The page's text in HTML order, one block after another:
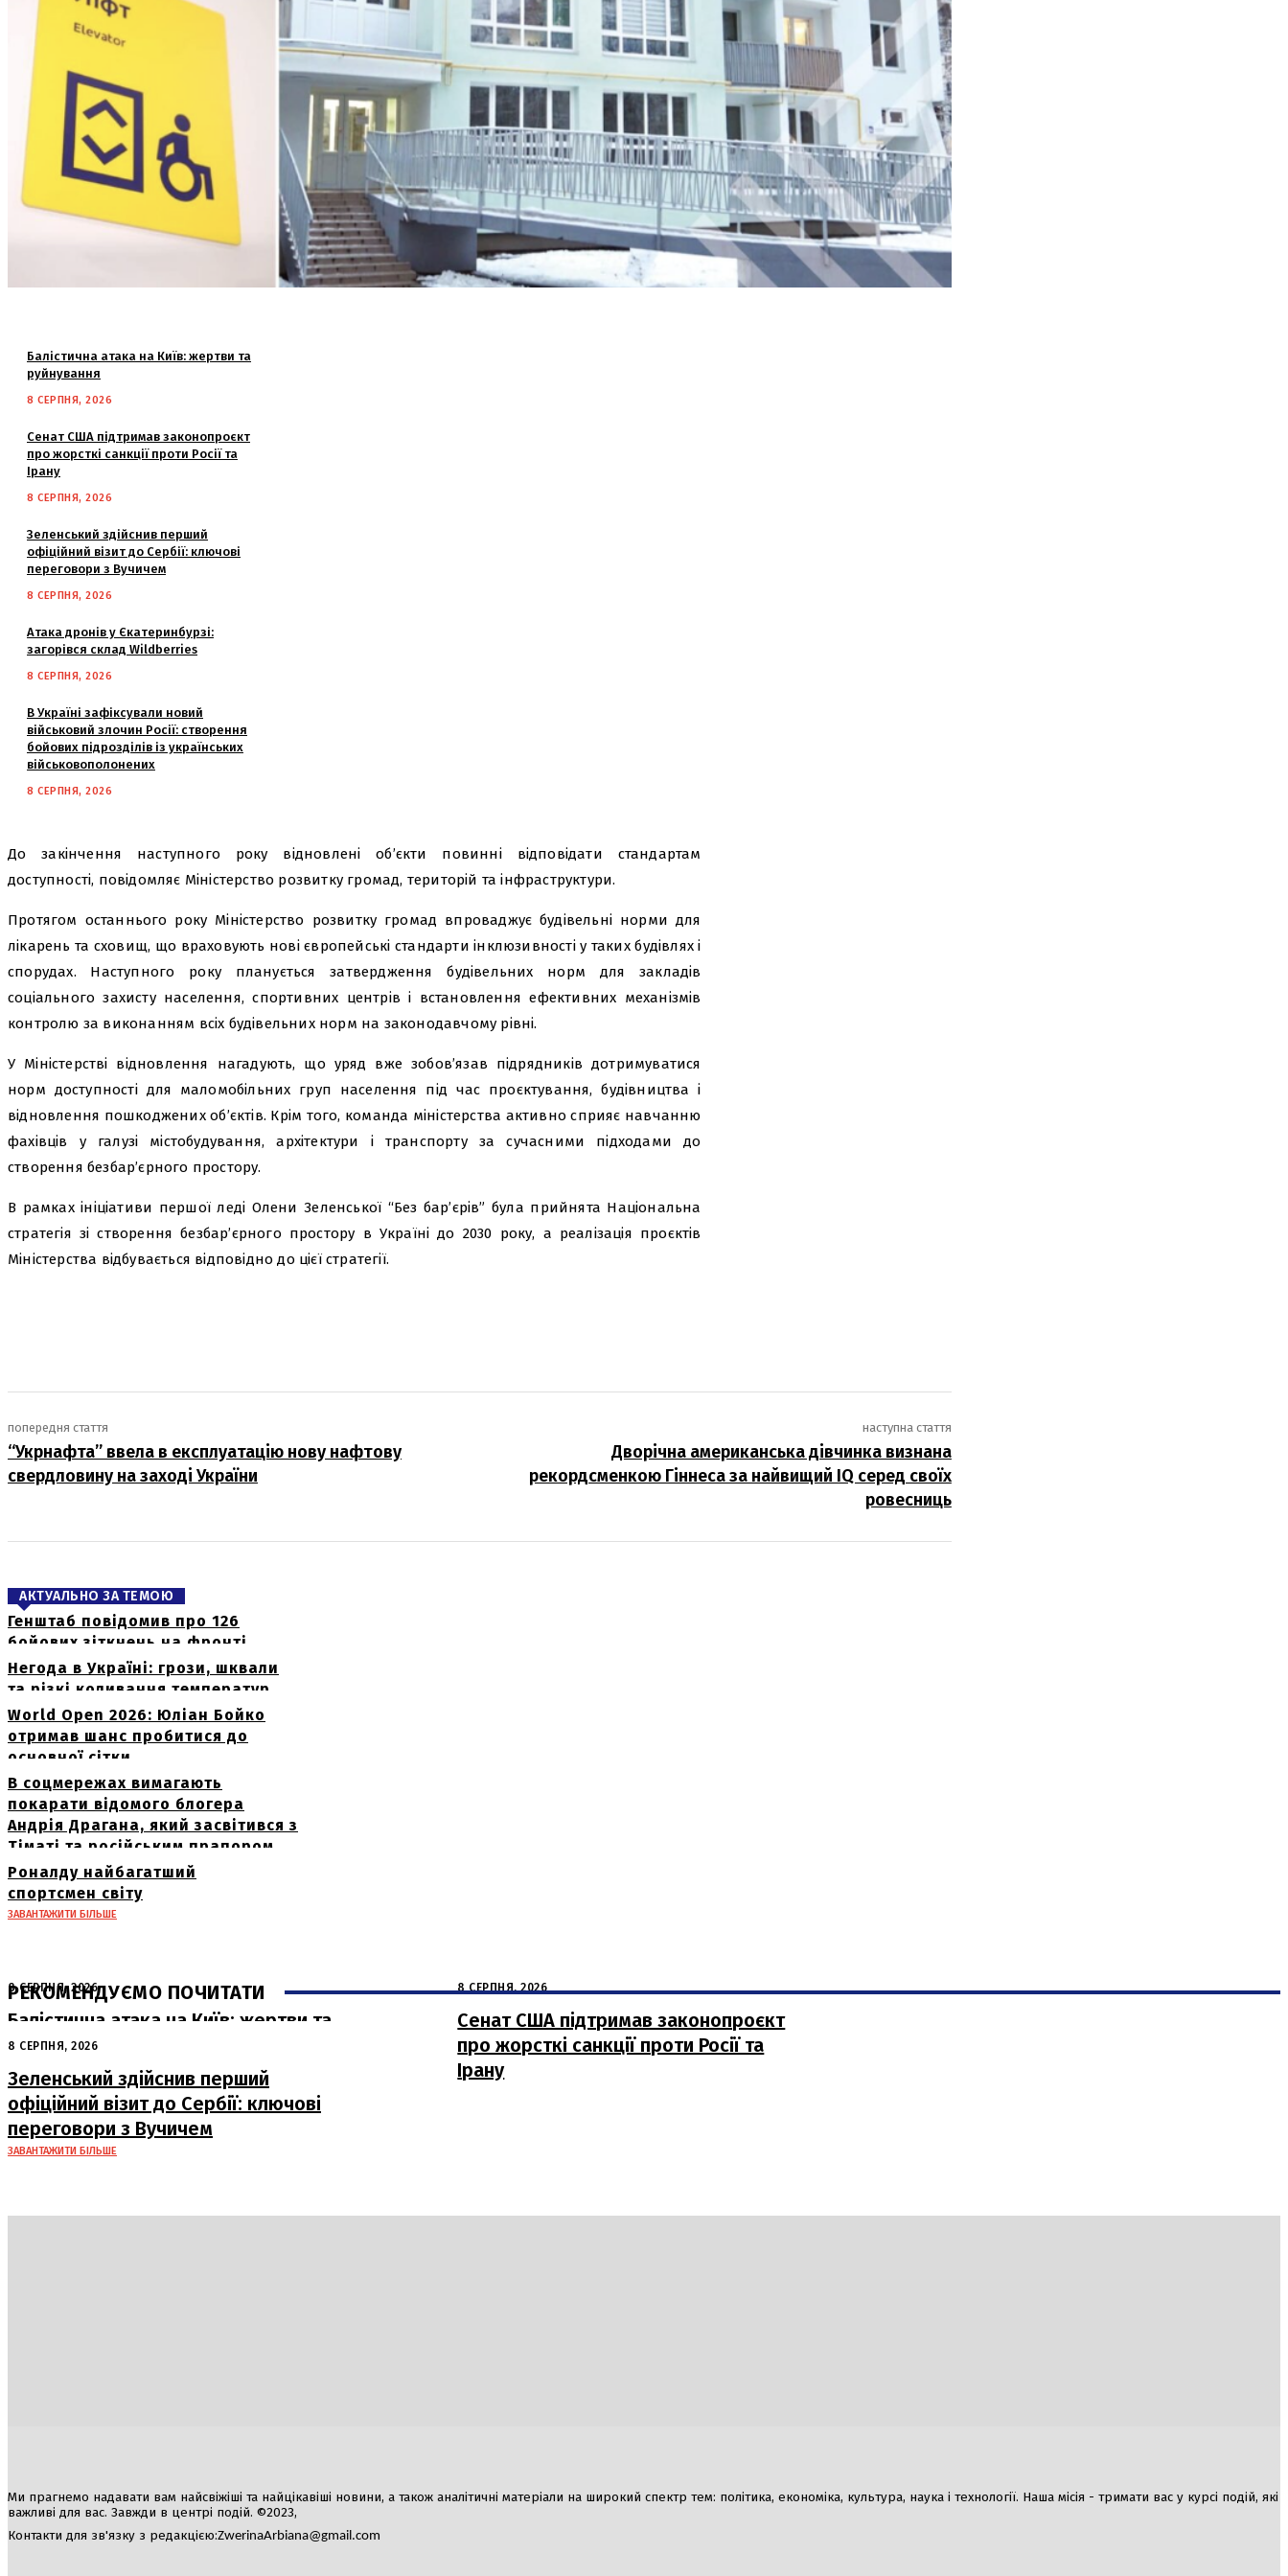
Балістична атака на Київ: жертви та
руйнування
8 СЕРПНЯ, 2026
Сенат США підтримав законопроєкт
про жорсткі санкції проти Росії та
Ірану
8 СЕРПНЯ, 2026
Зеленський здійснив перший
офіційний візит до Сербії: ключові
переговори з Вучичем
8 СЕРПНЯ, 2026
Атака дронів у Єкатеринбурзі:
загорівся склад Wildberries
8 СЕРПНЯ, 2026
В Україні зафіксували новий
військовий злочин Росії: створення
бойових підрозділів із українських
військовополонених
8 СЕРПНЯ, 2026
До закінчення наступного року відновлені об’єкти повинні відповідати стандартам
доступності, повідомляє Міністерство розвитку громад, територій та інфраструктури.
Протягом останнього року Міністерство розвитку громад впроваджує будівельні норми для
лікарень та сховищ, що враховують нові європейські стандарти інклюзивності у таких будівлях і
спорудах. Наступного року планується затвердження будівельних норм для закладів
соціального захисту населення, спортивних центрів і встановлення ефективних механізмів
контролю за виконанням всіх будівельних норм на законодавчому рівні.
У Міністерстві відновлення нагадують, що уряд вже зобов’язав підрядників дотримуватися
норм доступності для маломобільних груп населення під час проєктування, будівництва і
відновлення пошкоджених об’єктів. Крім того, команда міністерства активно сприяє навчанню
фахівців у галузі містобудування, архітектури і транспорту за сучасними підходами до
створення безбар’єрного простору.
В рамках ініціативи першої леді Олени Зеленської “Без бар’єрів” була прийнята Національна
стратегія зі створення безбар’єрного простору в Україні до 2030 року, а реалізація проєктів
Міністерства відбувається відповідно до цієї стратегії.
попередня стаття
“Укрнафта” ввела в експлуатацію нову нафтову
свердловину на заході України
наступна стаття
Дворічна американська дівчинка визнана
рекордсменкою Гіннеса за найвищий IQ серед своїх
ровесниць
АКТУАЛЬНО ЗА ТЕМОЮ
Генштаб повідомив про 126
бойових зіткнень на фронті
Негода в Україні: грози, шквали
та різкі коливання температур
World Open 2026: Юліан Бойко
отримав шанс пробитися до
основної сітки
В соцмережах вимагають
покарати відомого блогера
Андрія Драгана, який засвітився з
Тіматі та російським прапором
Роналду найбагатший
спортсмен світу
ЗАВАНТАЖИТИ БІЛЬШЕ
РЕКОМЕНДУЄМО ПОЧИТАТИ
8 СЕРПНЯ, 2026
Балістична атака на Київ: жертви та
руйнування
8 СЕРПНЯ, 2026
Сенат США підтримав законопроєкт
про жорсткі санкції проти Росії та
Ірану
8 СЕРПНЯ, 2026
Зеленський здійснив перший
офіційний візит до Сербії: ключові
переговори з Вучичем
ЗАВАНТАЖИТИ БІЛЬШЕ
Ми прагнемо надавати вам найсвіжіші та найцікавіші новини, а також аналітичні матеріали на широкий спектр тем: політика, економіка, культура, наука і технології. Наша місія - тримати вас у курсі подій, які
важливі для вас. Завжди в центрі подій. ©2023,
Контакти для зв'язку з редакцією:ZwerinaArbiana@gmail.com